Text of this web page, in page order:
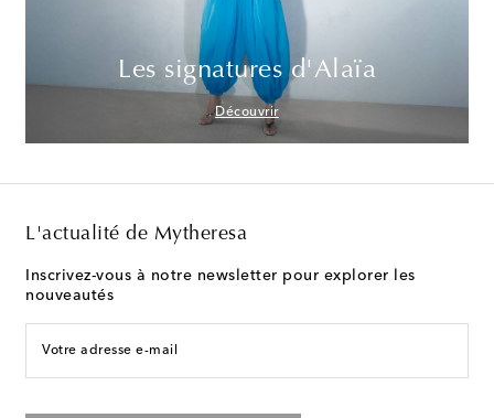
Les signatures d'Alaïa
Découvrir
L'actualité de Mytheresa
Inscrivez-vous à notre newsletter pour explorer les
nouveautés
Votre adresse e-mail